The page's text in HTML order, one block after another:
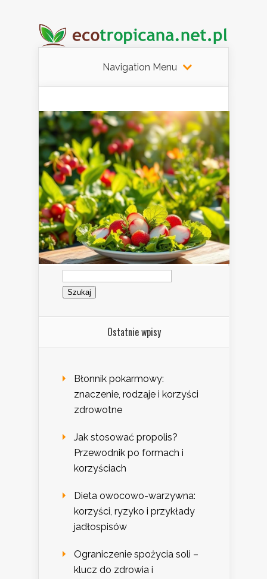
Navigation Menu
Szukaj:
Ostatnie wpisy
Błonnik pokarmowy:
znaczenie, rodzaje i korzyści
zdrowotne
Jak stosować propolis?
Przewodnik po formach i
korzyściach
Dieta owocowo-warzywna:
korzyści, ryzyko i przykłady
jadłospisów
Ograniczenie spożycia soli –
klucz do zdrowia i